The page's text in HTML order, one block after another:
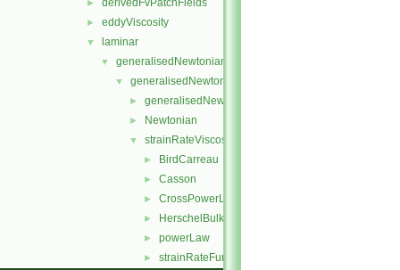
► derivedFvPatchFields
► eddyViscosity
▼ laminar
▼ generalisedNewtonian
▼ generalisedNewtonianViscosityModels
► generalisedNewtonianViscosityModel
► Newtonian
▼ strainRateViscosityModels
► BirdCarreau
► Casson
► CrossPowerLaw
► HerschelBulkley
► powerLaw
► strainRateFunction